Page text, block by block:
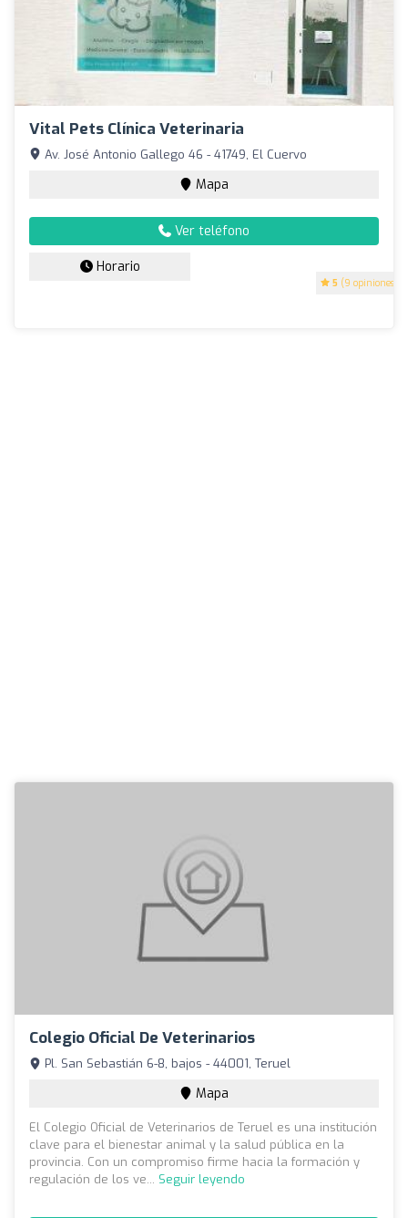
Vital Pets Clínica Veterinaria
5 (9 opiniones)
Av. José Antonio Gallego 46 - 41749, El Cuervo
Mapa
Ver teléfono
Horario
Colegio Oficial De Veterinarios
Pl. San Sebastián 6-8, bajos - 44001, Teruel
Mapa
El Colegio Oficial de Veterinarios de Teruel es una institución
clave para el bienestar animal y la salud pública en la
provincia. Con un compromiso firme hacia la formación y
regulación de los ve... Seguir leyendo